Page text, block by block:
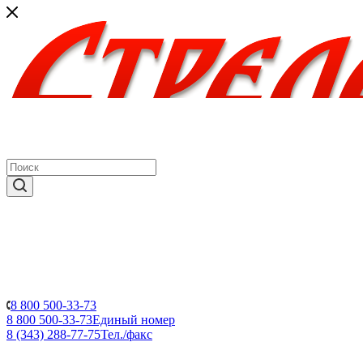
8 800 500-33-73
8 800 500-33-73Единый номер
8 (343) 288-77-75Тел./факс